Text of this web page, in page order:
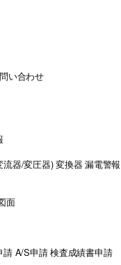
い合わせ
流器/変圧器)変換器 漏電警報
面
請 A/S申請検査成績書申請